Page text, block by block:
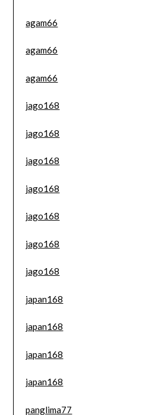
agam66
agam66
agam66
jago168
jago168
jago168
jago168
jago168
jago168
jago168
japan168
japan168
japan168
japan168
panglima77